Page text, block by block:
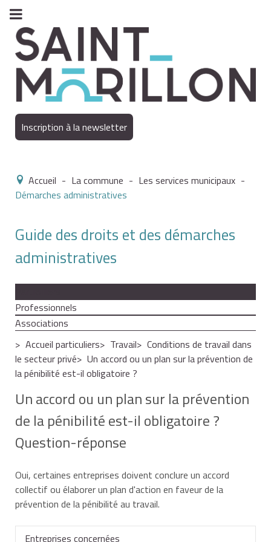
Inscription à la newsletter
Accueil - La commune - Les services municipaux -
Démarches administratives
Guide des droits et des démarches
administratives
Professionnels
Associations
Accueil particuliers
Travail
Conditions de travail dans
le secteur privé
Un accord ou un plan sur la prévention de
la pénibilité est-il obligatoire ?
Un accord ou un plan sur la prévention
de la pénibilité est-il obligatoire ?
Question-réponse
Oui, certaines entreprises doivent conclure un accord
collectif ou élaborer un plan d'action en faveur de la
prévention de la pénibilité au travail.
Entreprises concernées